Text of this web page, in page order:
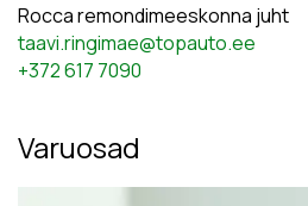
Rocca remondimeeskonna juht
taavi.ringimae@topauto.ee
+372 617 7090
Varuosad